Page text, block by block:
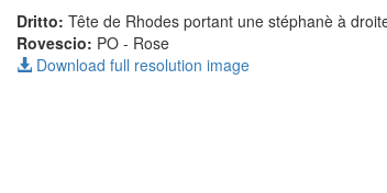
Dritto: Tête de Rhodes portant une stéphanè à
Rovescio: PO - Rose
Download full resolution image